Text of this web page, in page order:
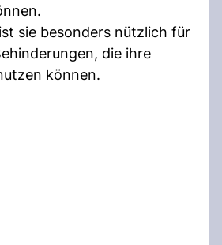
sie besonders nützlich für
die ihre
können.